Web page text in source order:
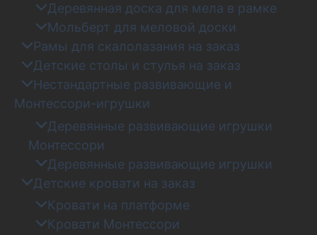
Деревянная доска для мела в рамке
Мольберт для меловой доски
Рамы для скалолазания на заказ
Детские столы и стулья на заказ
Нестандартные развивающие и
Монтессори-игрушки
Деревянные развивающие игрушки
Монтессори
Деревянные развивающие игрушки
Детские кровати на заказ
Кровати на платформе
Кровати Монтессори